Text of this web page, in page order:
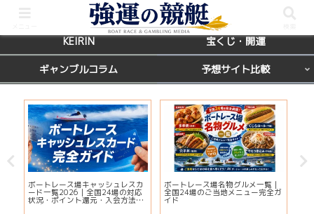
BOATRACE レース場ガイド
KEIRIN 宝くじ・開運
ギャンブルコラム 予想サイト比較
ボートレース場キャッシュレスカ
ード一覧2026｜全国24場の対応
状況・ポイント還元・入会方法ま
とめ
ボートレース場名物グルメ一覧｜
全国24場のご当地メニュー完全ガ
イド